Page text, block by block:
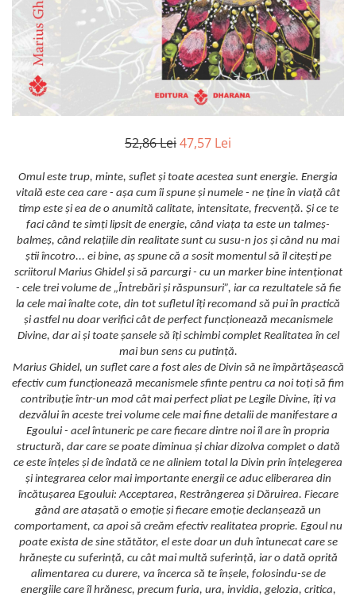
52,86 Lei47,57 Lei
Omul este trup, minte, suflet și toate acestea sunt energie. Energia
vitală este cea care - așa cum îi spune și numele - ne ține în viață cât
timp este și ea de o anumită calitate, intensitate, frecvență. Și ce te
faci când te simți lipsit de energie, când viața ta este un talmeș-
balmeș, când relațiile din realitate sunt cu susu-n jos și când nu mai
știi încotro... ei bine, aș spune că a sosit momentul să îl citești pe
scriitorul Marius Ghidel și să parcurgi - cu un marker bine intenționat
- cele trei volume de „Întrebări și răspunsuri”, iar ca rezultatele să fie
la cele mai înalte cote, din tot sufletul îți recomand să pui în practică
și astfel nu doar verifici cât de perfect funcționează mecanismele
Divine, dar ai și toate șansele să îți schimbi complet Realitatea în cel
mai bun sens cu putință.
Marius Ghidel, un suflet care a fost ales de Divin să ne împărtășească
efectiv cum funcționează mecanismele sfinte pentru ca noi toți să fim
contribuție într-un mod cât mai perfect pliat pe Legile Divine, îți va
dezvălui în aceste trei volume cele mai fine detalii de manifestare a
Egoului - acel întuneric pe care fiecare dintre noi îl are în propria
structură, dar care se poate diminua și chiar dizolva complet o dată
ce este înțeles și de îndată ce ne aliniem total la Divin prin înțelegerea
și integrarea celor mai importante energii ce aduc eliberarea din
încătușarea Egoului: Acceptarea, Restrângerea și Dăruirea. Fiecare
gând are atașată o emoție și fiecare emoție declanșează un
comportament, ca apoi să creăm efectiv realitatea proprie. Egoul nu
poate exista de sine stătător, el este doar un duh întunecat care se
hrănește cu suferință, cu cât mai multă suferință, iar o dată oprită
alimentarea cu durere, va încerca să te înșele, folosindu-se de
energiile care îl hrănesc, precum furia, ura, invidia, gelozia, critica,